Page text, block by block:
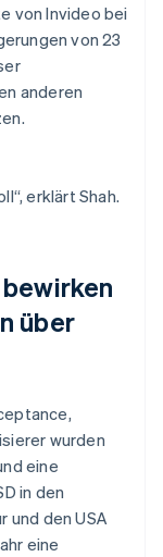
von Invideo bei
von 23
anderen
erklärt Shah.
über
wurden
eine
in den
und den USA
eine